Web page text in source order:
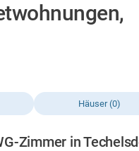
Häuser (0)
Zimmer in